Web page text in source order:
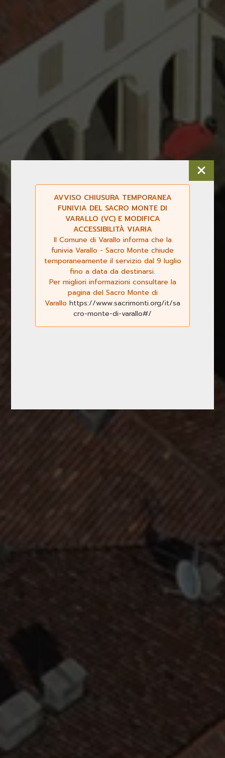
AVVISO CHIUSURA TEMPORANEA
FUNIVIA DEL SACRO MONTE DI
VARALLO (VC) E MODIFICA
ACCESSIBILITÀ VIARIA
Il Comune di Varallo informa che la
funivia Varallo - Sacro Monte chiude
temporaneamente il servizio dal 9 luglio
fino a data da destinarsi.
Per migliori informazioni consultare la
pagina del Sacro Monte di
Varallo https://www.sacrimonti.org/it/sa
cro-monte-di-varallo#/